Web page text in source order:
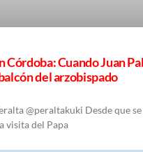
Córdoba: Cuando Juan
del arzobispado
@peraltakuki Desde que
visita del Papa